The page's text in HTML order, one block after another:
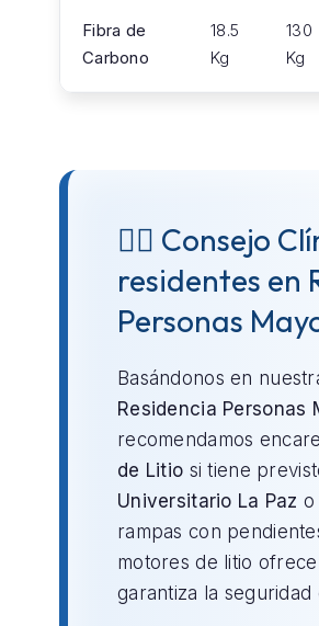
Fibra de
Carbono
18.5
Kg
130
Kg
👨‍⚕️ Consejo
residentes en
Personas
Basándonos en
Residencia Personas
recomendamos
de Litio si tiene
Universitario La Paz o
rampas con
motores de litio
garantiza la seguridad